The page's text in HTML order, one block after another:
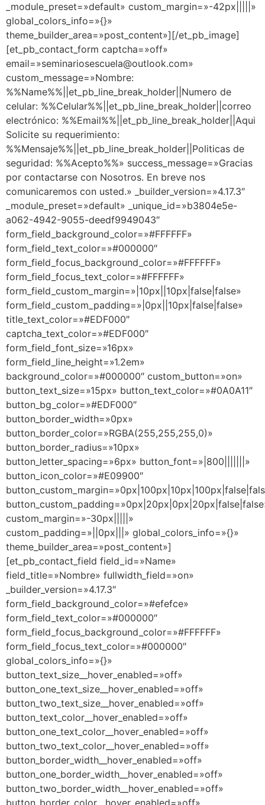
_module_preset=»default» custom_margin=»-42px|||||»
global_colors_info=»{}»
theme_builder_area=»post_content»][/et_pb_image]
[et_pb_contact_form captcha=»off»
email=»seminariosescuela@outlook.com»
custom_message=»Nombre:
%%Name%%||et_pb_line_break_holder||Numero de
celular: %%Celular%%||et_pb_line_break_holder||correo
electrónico: %%Email%%||et_pb_line_break_holder||Aqui
Solicite su requerimiento:
%%Mensaje%%||et_pb_line_break_holder||Politicas de
seguridad: %%Acepto%%» success_message=»Gracias
por contactarse con Nosotros. En breve nos
comunicaremos con usted.» _builder_version=»4.17.3″
_module_preset=»default» _unique_id=»b3804e5e-
a062-4942-9055-deedf9949043″
form_field_background_color=»#FFFFFF»
form_field_text_color=»#000000″
form_field_focus_background_color=»#FFFFFF»
form_field_focus_text_color=»#FFFFFF»
form_field_custom_margin=»|10px||10px|false|false»
form_field_custom_padding=»|0px||10px|false|false»
title_text_color=»#EDF000″
captcha_text_color=»#EDF000″
form_field_font_size=»16px»
form_field_line_height=»1.2em»
background_color=»#000000″ custom_button=»on»
button_text_size=»15px» button_text_color=»#0A0A11″
button_bg_color=»#EDF000″
button_border_width=»0px»
button_border_color=»RGBA(255,255,255,0)»
button_border_radius=»10px»
button_letter_spacing=»6px» button_font=»|800|||||||»
button_icon_color=»#E09900″
custom_margin=»-30px|||||»
custom_padding=»||0px|||» global_colors_info=»{}»
theme_builder_area=»post_content»]
[et_pb_contact_field field_id=»Name»
field_title=»Nombre» fullwidth_field=»on»
_builder_version=»4.17.3″
form_field_background_color=»#efefce»
form_field_text_color=»#000000″
form_field_focus_background_color=»#FFFFFF»
form_field_focus_text_color=»#000000″
global_colors_info=»{}»
button_text_size__hover_enabled=»off»
button_one_text_size__hover_enabled=»off»
button_two_text_size__hover_enabled=»off»
button_text_color__hover_enabled=»off»
button_one_text_color__hover_enabled=»off»
button_two_text_color__hover_enabled=»off»
button_border_width__hover_enabled=»off»
button_one_border_width__hover_enabled=»off»
button_two_border_width__hover_enabled=»off»